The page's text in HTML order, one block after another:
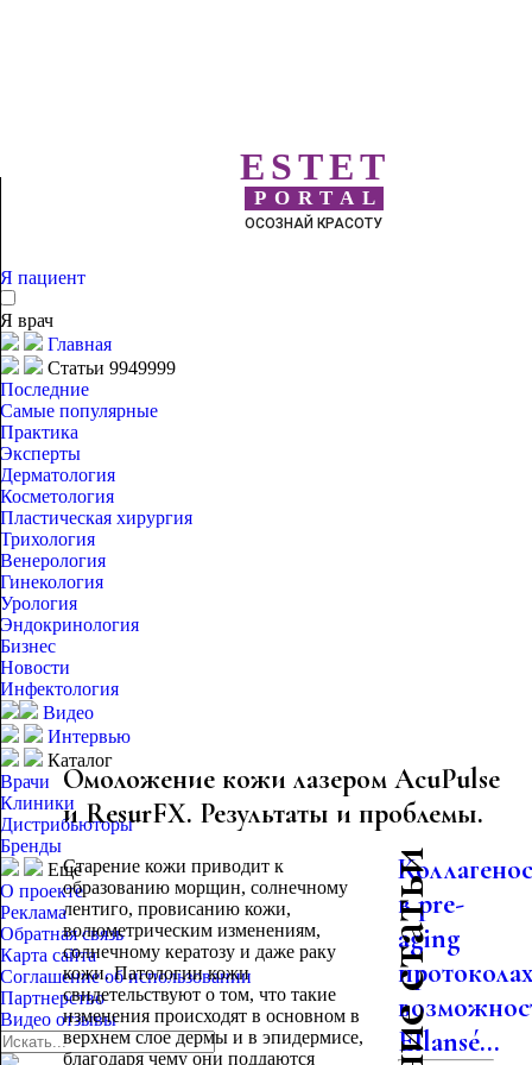
ESTET
PORTAL
ОСОЗНАЙ КРАСОТУ
Я пациент
Я врач
Главная
Статьи 9949999
Последние
Самые популярные
Практика
Эксперты
Дерматология
Косметология
Пластическая хирургия
Трихология
Венерология
Гинекология
Урология
Эндокринология
Бизнес
Новости
Инфектология
Видео
Интервью
Каталог
Врачи
Клиники
Дистрибьюторы
Бренды
Еще
О проекте
Реклама
Обратная связь
Карта сайта
Соглашение об использовании
Партнерство
Видео отзывы
Омоложение кожи лазером AcuPulse
и ResurFX. Результаты и проблемы.
Старение кожи приводит к
образованию морщин, солнечному
лентиго, провисанию кожи,
волюметрическим изменениям,
солнечному кератозу и даже раку
кожи. Патологии кожи
свидетельствуют о том, что такие
изменения происходят в основном в
верхнем слое дермы и в эпидермисе,
благодаря чему они поддаются
в pre-
aging
Ellansé...